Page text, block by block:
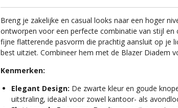
Breng je zakelijke en casual looks naar een hoger
ontworpen voor een perfecte combinatie van stijl
fijne flatterende pasvorm die prachtig aansluit op je
best uitziet. Combineer hem met de Blazer Diadem
Kenmerken:
Elegant Design: De zwarte kleur en goude
uitstraling, ideaal voor zowel kantoor- als